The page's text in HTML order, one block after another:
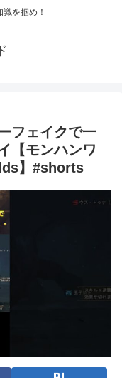
を掴め！
フェイクで一
【モンハンワ
】#shorts